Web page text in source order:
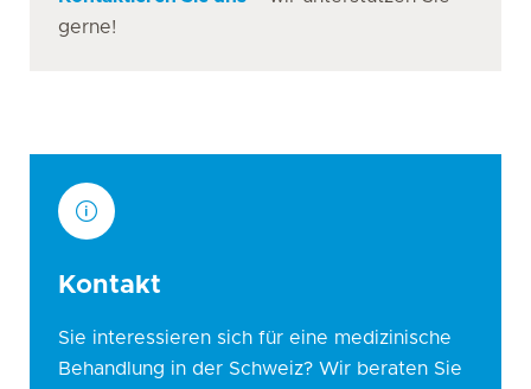
gerne!
Kontakt
Sie interessieren sich für eine medizinische
Behandlung in der Schweiz? Wir beraten Sie